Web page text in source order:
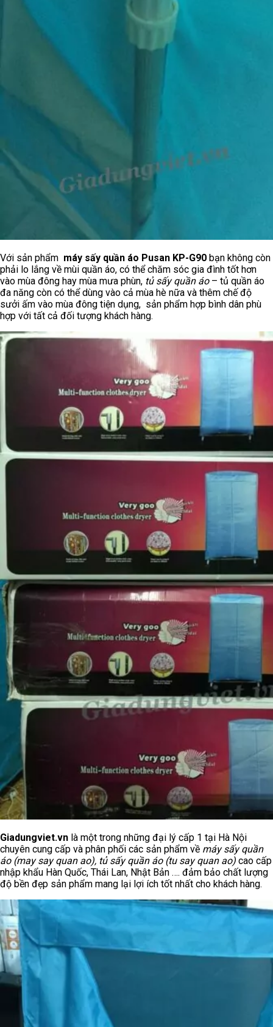
Với sản phẩm máy sấy quần áo Pusan KP-G90 bạn không còn
phải lo lắng về mùi quần áo, có thể chăm sóc gia đình tốt hơn
vào mùa đông hay mùa mưa phùn, tủ sấy quần áo– tủ quần áo
đa năng còn có thể dùng vào cả mùa hè nữa và thêm chế độ
sưởi ấm vào mùa đông tiện dụng, sản phẩm hợp bình dân phù
hợp với tất cả đối tượng khách hàng.
Giadungviet.vn là một trong những đại lý cấp 1 tại Hà Nội
chuyên cung cấp và phân phối các sản phẩm về máy sấy quần
áo (may say quan ao), tủ sấy quần áo (tu say quan ao) cao cấp
nhập khẩu Hàn Quốc, Thái Lan, Nhật Bản …. đảm bảo chất lượng
độ bền đẹp sản phẩm mang lại lợi ích tốt nhất cho khách hàng.